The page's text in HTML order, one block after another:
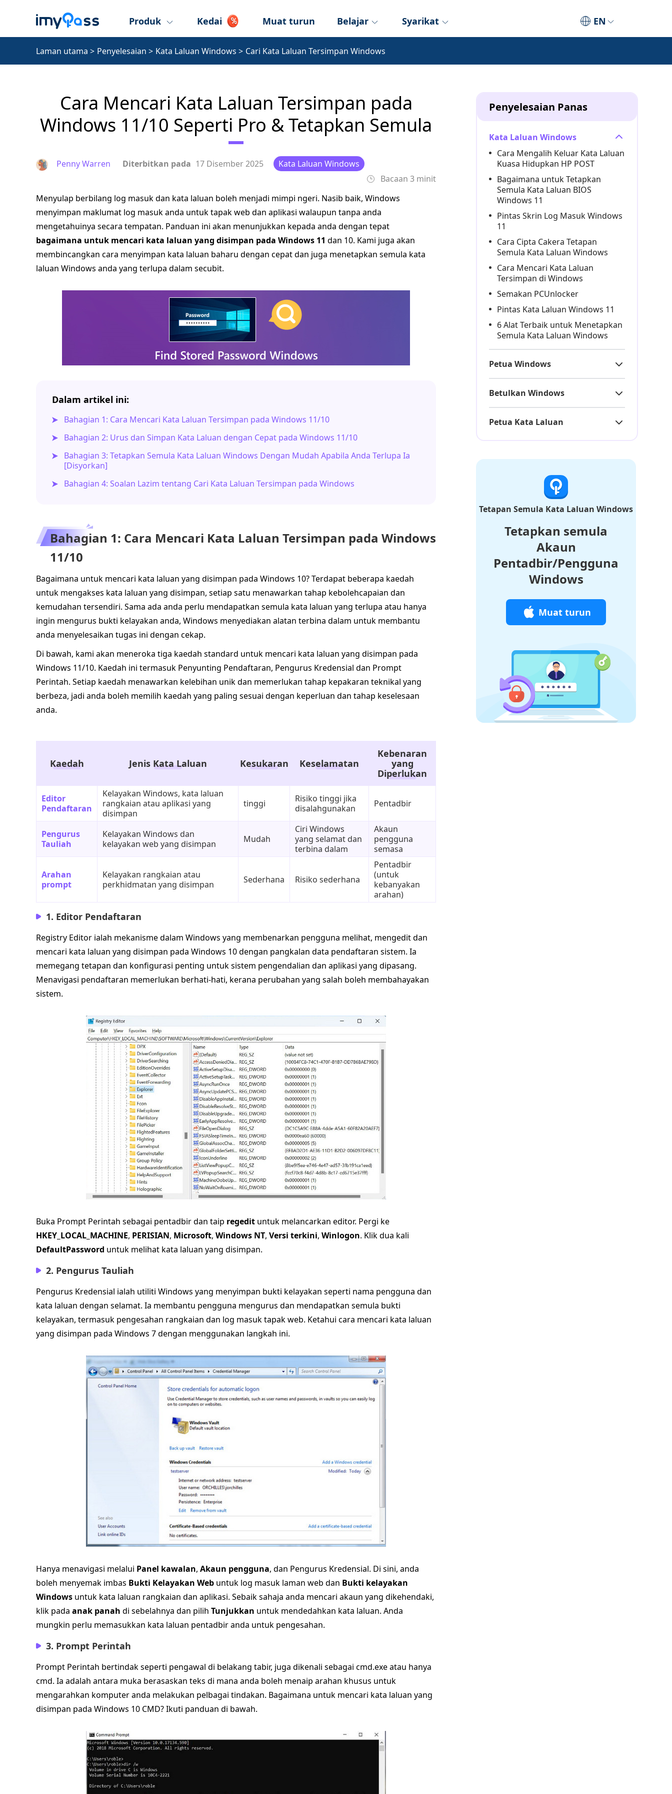
EN
Produk Kedai Muat turun Belajar Syarikat
Laman utama > Penyelesaian > Kata Laluan Windows > Cari Kata Laluan Tersimpan Windows
Cara Mencari Kata Laluan Tersimpan pada
Windows 11/10 Seperti Pro & Tetapkan Semula
Penny Warren Diterbitkan pada 17 Disember 2025
Kata Laluan Windows
Bacaan 3 minit
Menyulap berbilang log masuk dan kata laluan boleh menjadi mimpi ngeri. Nasib baik, Windows
menyimpan maklumat log masuk anda untuk tapak web dan aplikasi walaupun tanpa anda
mengetahuinya secara tempatan. Panduan ini akan menunjukkan kepada anda dengan tepat
bagaimana untuk mencari kata laluan yang disimpan pada Windows 11 dan 10. Kami juga akan
membincangkan cara menyimpan kata laluan baharu dengan cepat dan juga menetapkan semula kata
laluan Windows anda yang terlupa dalam secubit.
Dalam artikel ini:
Bahagian 1: Cara Mencari Kata Laluan Tersimpan pada Windows 11/10
Bahagian 2: Urus dan Simpan Kata Laluan dengan Cepat pada Windows 11/10
Bahagian 3: Tetapkan Semula Kata Laluan Windows Dengan Mudah Apabila Anda Terlupa Ia
[Disyorkan]
Bahagian 4: Soalan Lazim tentang Cari Kata Laluan Tersimpan pada Windows
Bahagian 1: Cara Mencari Kata Laluan Tersimpan pada Windows
11/10
Bagaimana untuk mencari kata laluan yang disimpan pada Windows 10? Terdapat beberapa kaedah
untuk mengakses kata laluan yang disimpan, setiap satu menawarkan tahap kebolehcapaian dan
kemudahan tersendiri. Sama ada anda perlu mendapatkan semula kata laluan yang terlupa atau hanya
ingin mengurus bukti kelayakan anda, Windows menyediakan alatan terbina dalam untuk membantu
anda menyelesaikan tugas ini dengan cekap.
Di bawah, kami akan meneroka tiga kaedah standard untuk mencari kata laluan yang disimpan pada
Windows 11/10. Kaedah ini termasuk Penyunting Pendaftaran, Pengurus Kredensial dan Prompt
Perintah. Setiap kaedah menawarkan kelebihan unik dan memerlukan tahap kepakaran teknikal yang
berbeza, jadi anda boleh memilih kaedah yang paling sesuai dengan keperluan dan tahap keselesaan
anda.
Kaedah Jenis Kata Laluan Kesukaran Keselamatan
Kebenaran
yang
Diperlukan
Editor
Pendaftaran
Kelayakan Windows, kata laluan
rangkaian atau aplikasi yang
disimpan
tinggi
Risiko tinggi jika
disalahgunakan
Pentadbir
Pengurus
Tauliah
Kelayakan Windows dan
kelayakan web yang disimpan
Mudah
Ciri Windows
yang selamat dan
terbina dalam
Akaun
pengguna
semasa
Arahan
prompt
Kelayakan rangkaian atau
perkhidmatan yang disimpan
Sederhana Risiko sederhana
Pentadbir
(untuk
kebanyakan
arahan)
1. Editor Pendaftaran
Registry Editor ialah mekanisme dalam Windows yang membenarkan pengguna melihat, mengedit dan
mencari kata laluan yang disimpan pada Windows 10 dengan pangkalan data pendaftaran sistem. Ia
memegang tetapan dan konfigurasi penting untuk sistem pengendalian dan aplikasi yang dipasang.
Menavigasi pendaftaran memerlukan berhati-hati, kerana perubahan yang salah boleh membahayakan
sistem.
Buka Prompt Perintah sebagai pentadbir dan taip regedit untuk melancarkan editor. Pergi ke
HKEY_LOCAL_MACHINE, PERISIAN, Microsoft, Windows NT, Versi terkini, Winlogon. Klik dua kali
DefaultPassword untuk melihat kata laluan yang disimpan.
2. Pengurus Tauliah
Pengurus Kredensial ialah utiliti Windows yang menyimpan bukti kelayakan seperti nama pengguna dan
kata laluan dengan selamat. Ia membantu pengguna mengurus dan mendapatkan semula bukti
kelayakan, termasuk pengesahan rangkaian dan log masuk tapak web. Ketahui cara mencari kata laluan
yang disimpan pada Windows 7 dengan menggunakan langkah ini.
Hanya menavigasi melalui Panel kawalan, Akaun pengguna, dan Pengurus Kredensial. Di sini, anda
boleh menyemak imbas Bukti Kelayakan Web untuk log masuk laman web dan Bukti kelayakan
Windows untuk kata laluan rangkaian dan aplikasi. Sebaik sahaja anda mencari akaun yang dikehendaki,
klik pada anak panah di sebelahnya dan pilih Tunjukkan untuk mendedahkan kata laluan. Anda
mungkin perlu memasukkan kata laluan pentadbir anda untuk pengesahan.
3. Prompt Perintah
Prompt Perintah bertindak seperti pengawal di belakang tabir, juga dikenali sebagai cmd.exe atau hanya
cmd. Ia adalah antara muka berasaskan teks di mana anda boleh menaip arahan khusus untuk
mengarahkan komputer anda melakukan pelbagai tindakan. Bagaimana untuk mencari kata laluan yang
disimpan pada Windows 10 CMD? Ikuti panduan di bawah.
Penyelesaian Panas
Kata Laluan Windows
Cara Mengalih Keluar Kata Laluan
Kuasa Hidupkan HP POST
Bagaimana untuk Tetapkan
Semula Kata Laluan BIOS
Windows 11
Pintas Skrin Log Masuk Windows
11
Cara Cipta Cakera Tetapan
Semula Kata Laluan Windows
Cara Mencari Kata Laluan
Tersimpan di Windows
Semakan PCUnlocker
Pintas Kata Laluan Windows 11
6 Alat Terbaik untuk Menetapkan
Semula Kata Laluan Windows
Petua Windows
Betulkan Windows
Petua Kata Laluan
Tetapan Semula Kata Laluan Windows
Tetapkan semula
Akaun
Pentadbir/Pengguna
Windows
Muat turun